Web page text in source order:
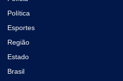
Política
Esportes
Região
Estado
Brasil